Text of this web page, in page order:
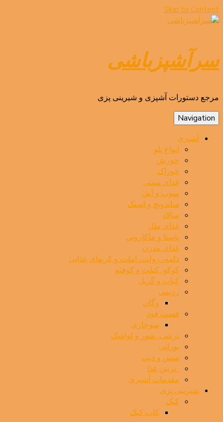
Skip to Content
سرآشپزباشی
مرجع دستورات آشپزی و شیرینی پزی
Navigation
آشپزی
انواع پلو
خورش
خوراک
غذای سنتی
سوپ و آش
ساندویچ و اسنک
سالاد
غذای ملل
پاستا و ماکارونی
غذای مدرن
دلمه، رولت، املت و کرپهای غذایی
کوکو، کتلت و کوفته
کباب و گریل
رژیمی
وگان
فست فود
سوخاری
ترشی، شور و لواشک
بورانی
سس و دیپ
⁯ ‌ تزیین غذا
مقدمات آشپزی
شیرینی پزی
کیک
کاپ کیک